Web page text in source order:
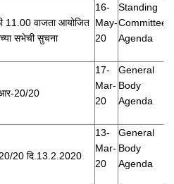
11.00 वाजता आयोजित
सभेची सुचना
16-
May-
20
Standing
Committee
Agenda
20/20
17-
Mar-
20
General
Body
Agenda
20 दि.13.2.2020
13-
Mar-
20
General
Body
Agenda